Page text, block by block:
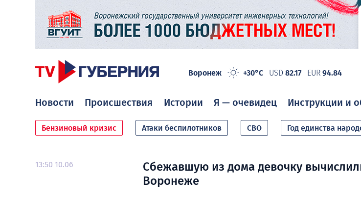
Воронеж +30°C USD 82.17 EUR 94.84
Новости Происшествия Истории Я — очевидец Инструкции и
Бензиновый кризис Атаки беспилотников СВО Год единства
13:50 10.06
Сбежавшую из дома девочку
Воронеже